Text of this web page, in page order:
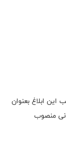
این ابلاغ بعنوان
منصوب